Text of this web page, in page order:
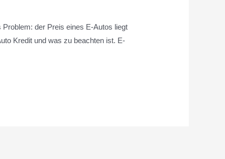
der Preis eines E-Autos liegt
Kredit und was zu beachten ist. E-